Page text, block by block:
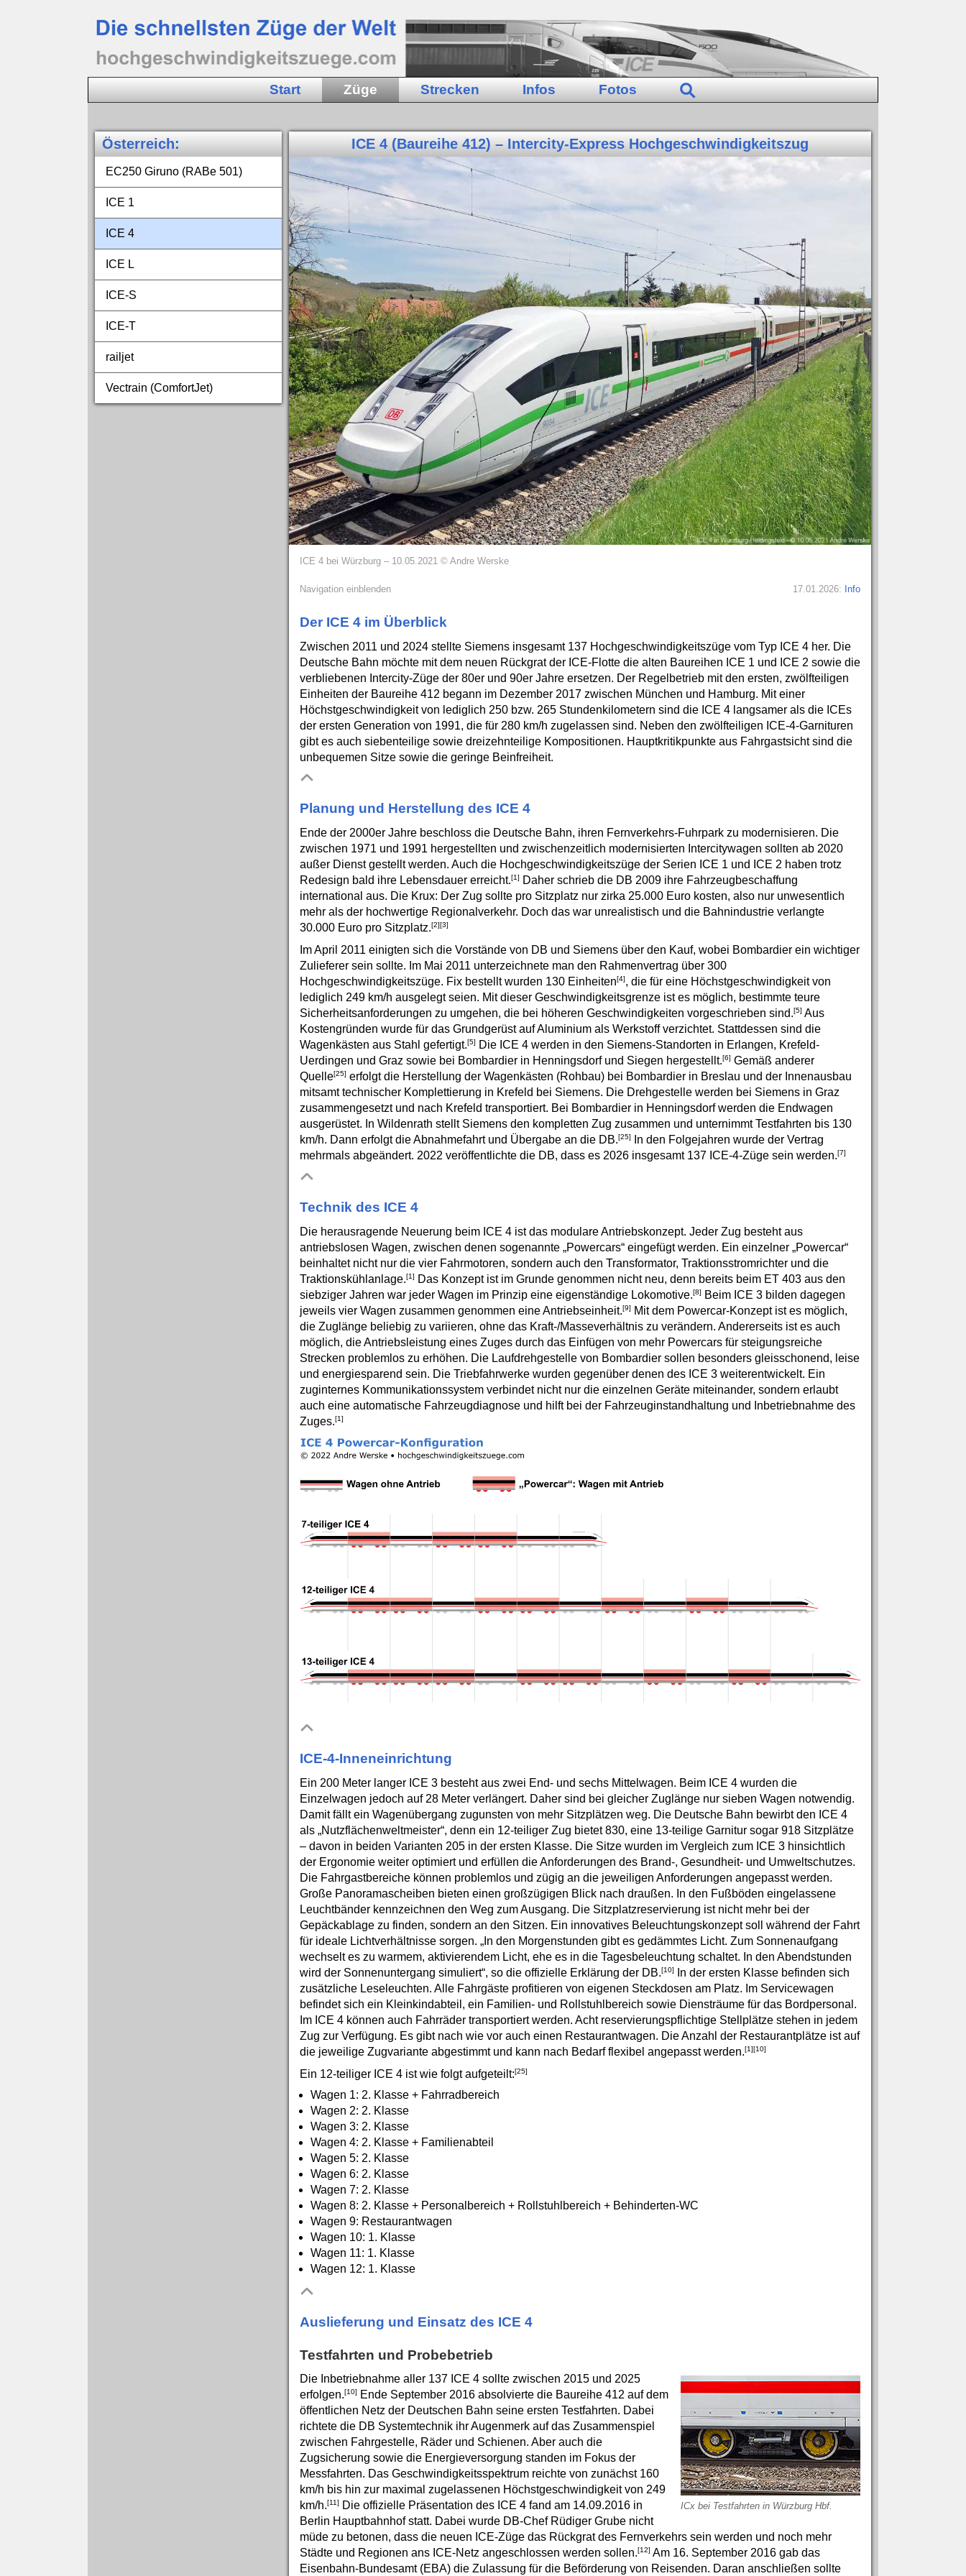
Start Züge Strecken Infos Fotos
Österreich:
EC250 Giruno (RABe 501)
ICE 1
ICE 4
ICE L
ICE‑S
ICE‑T
railjet
Vectrain (ComfortJet)
ICE 4 (Baureihe 412) – Intercity-Express Hochgeschwindigkeitszug
ICE 4 bei Würzburg – 10.05.2021 © Andre Werske
Navigation einblenden 17.01.2026: Info
Der ICE 4 im Überblick
Zwischen 2011 und 2024 stellte Siemens insgesamt 137 Hochgeschwindigkeitszüge vom Typ ICE 4 her. Die
Deutsche Bahn möchte mit dem neuen Rückgrat der ICE-Flotte die alten Baureihen ICE 1 und ICE 2 sowie die
verbliebenen Intercity-Züge der 80er und 90er Jahre ersetzen. Der Regelbetrieb mit den ersten, zwölfteiligen
Einheiten der Baureihe 412 begann im Dezember 2017 zwischen München und Hamburg. Mit einer
Höchstgeschwindigkeit von lediglich 250 bzw. 265 Stundenkilometern sind die ICE 4 langsamer als die ICEs
der ersten Generation von 1991, die für 280 km/h zugelassen sind. Neben den zwölfteiligen ICE-4-Garnituren
gibt es auch siebenteilige sowie dreizehnteilige Kompositionen. Hauptkritikpunkte aus Fahrgastsicht sind die
unbequemen Sitze sowie die geringe Beinfreiheit.
Planung und Herstellung des ICE 4
Ende der 2000er Jahre beschloss die Deutsche Bahn, ihren Fernverkehrs-Fuhrpark zu modernisieren. Die
zwischen 1971 und 1991 hergestellten und zwischenzeitlich modernisierten Intercitywagen sollten ab 2020
außer Dienst gestellt werden. Auch die Hochgeschwindigkeitszüge der Serien ICE 1 und ICE 2 haben trotz
Redesign bald ihre Lebensdauer erreicht.[1]
Daher schrieb die DB 2009 ihre Fahrzeugbeschaffung
international aus. Die Krux: Der Zug sollte pro Sitzplatz nur zirka 25.000 Euro kosten, also nur unwesentlich
mehr als der hochwertige Regionalverkehr. Doch das war unrealistisch und die Bahnindustrie verlangte
30.000 Euro pro Sitzplatz.[2][3]
Im April 2011 einigten sich die Vorstände von DB und Siemens über den Kauf, wobei Bombardier ein wichtiger
Zulieferer sein sollte. Im Mai 2011 unterzeichnete man den Rahmenvertrag über 300
Hochgeschwindigkeitszüge. Fix bestellt wurden 130 Einheiten[4], die für eine Höchstgeschwindigkeit von
lediglich 249 km/h ausgelegt seien. Mit dieser Geschwindigkeitsgrenze ist es möglich, bestimmte teure
Sicherheitsanforderungen zu umgehen, die bei höheren Geschwindigkeiten vorgeschrieben sind.[5] Aus
Kostengründen wurde für das Grundgerüst auf Aluminium als Werkstoff verzichtet. Stattdessen sind die
Wagenkästen aus Stahl gefertigt.[5]
Die ICE 4 werden in den Siemens-Standorten in Erlangen, Krefeld-
Uerdingen und Graz sowie bei Bombardier in Henningsdorf und Siegen hergestellt.[6] Gemäß anderer
Quelle[25] erfolgt die Herstellung der Wagenkästen (Rohbau) bei Bombardier in Breslau und der Innenausbau
mitsamt technischer Komplettierung in Krefeld bei Siemens. Die Drehgestelle werden bei Siemens in Graz
zusammengesetzt und nach Krefeld transportiert. Bei Bombardier in Henningsdorf werden die Endwagen
ausgerüstet. In Wildenrath stellt Siemens den kompletten Zug zusammen und unternimmt Testfahrten bis 130
km/h. Dann erfolgt die Abnahmefahrt und Übergabe an die DB.[25]
In den Folgejahren wurde der Vertrag
mehrmals abgeändert. 2022 veröffentlichte die DB, dass es 2026 insgesamt 137 ICE-4-Züge sein werden.[7]
Technik des ICE 4
Die herausragende Neuerung beim ICE 4 ist das modulare Antriebskonzept. Jeder Zug besteht aus
antriebslosen Wagen, zwischen denen sogenannte „Powercars“ eingefügt werden. Ein einzelner „Powercar“
beinhaltet nicht nur die vier Fahrmotoren, sondern auch den Transformator, Traktionsstromrichter und die
Traktionskühlanlage.[1]
Das Konzept ist im Grunde genommen nicht neu, denn bereits beim ET 403 aus den
siebziger Jahren war jeder Wagen im Prinzip eine eigenständige Lokomotive.[8]
Beim ICE 3 bilden dagegen
jeweils vier Wagen zusammen genommen eine Antriebseinheit.[9]
Mit dem Powercar-Konzept ist es möglich,
die Zuglänge beliebig zu variieren, ohne das Kraft-/Masseverhältnis zu verändern. Andererseits ist es auch
möglich, die Antriebsleistung eines Zuges durch das Einfügen von mehr Powercars für steigungsreiche
Strecken problemlos zu erhöhen. Die Laufdrehgestelle von Bombardier sollen besonders gleisschonend, leise
und energiesparend sein. Die Triebfahrwerke wurden gegenüber denen des ICE 3 weiterentwickelt. Ein
zuginternes Kommunikationssystem verbindet nicht nur die einzelnen Geräte miteinander, sondern erlaubt
auch eine automatische Fahrzeugdiagnose und hilft bei der Fahrzeuginstandhaltung und Inbetriebnahme des
Zuges.[1]
ICE-4-Inneneinrichtung
Ein 200 Meter langer ICE 3 besteht aus zwei End- und sechs Mittelwagen. Beim ICE 4 wurden die
Einzelwagen jedoch auf 28 Meter verlängert. Daher sind bei gleicher Zuglänge nur sieben Wagen notwendig.
Damit fällt ein Wagenübergang zugunsten von mehr Sitzplätzen weg. Die Deutsche Bahn bewirbt den ICE 4
als „Nutzflächenweltmeister“, denn ein 12-teiliger Zug bietet 830, eine 13-teilige Garnitur sogar 918 Sitzplätze
– davon in beiden Varianten 205 in der ersten Klasse. Die Sitze wurden im Vergleich zum ICE 3 hinsichtlich
der Ergonomie weiter optimiert und erfüllen die Anforderungen des Brand-, Gesundheit- und Umweltschutzes.
Die Fahrgastbereiche können problemlos und zügig an die jeweiligen Anforderungen angepasst werden.
Große Panoramascheiben bieten einen großzügigen Blick nach draußen. In den Fußböden eingelassene
Leuchtbänder kennzeichnen den Weg zum Ausgang. Die Sitzplatzreservierung ist nicht mehr bei der
Gepäckablage zu finden, sondern an den Sitzen. Ein innovatives Beleuchtungskonzept soll während der Fahrt
für ideale Lichtverhältnisse sorgen. „In den Morgenstunden gibt es gedämmtes Licht. Zum Sonnenaufgang
wechselt es zu warmem, aktivierendem Licht, ehe es in die Tagesbeleuchtung schaltet. In den Abendstunden
wird der Sonnenuntergang simuliert“, so die offizielle Erklärung der DB.[10]
In der ersten Klasse befinden sich
zusätzliche Leseleuchten. Alle Fahrgäste profitieren von eigenen Steckdosen am Platz. Im Servicewagen
befindet sich ein Kleinkindabteil, ein Familien- und Rollstuhlbereich sowie Diensträume für das Bordpersonal.
Im ICE 4 können auch Fahrräder transportiert werden. Acht reservierungspflichtige Stellplätze stehen in jedem
Zug zur Verfügung. Es gibt nach wie vor auch einen Restaurantwagen. Die Anzahl der Restaurantplätze ist auf
die jeweilige Zugvariante abgestimmt und kann nach Bedarf flexibel angepasst werden.[1][10]
Ein 12-teiliger ICE 4 ist wie folgt aufgeteilt:[25]
Wagen 1: 2. Klasse + Fahrradbereich
Wagen 2: 2. Klasse
Wagen 3: 2. Klasse
Wagen 4: 2. Klasse + Familienabteil
Wagen 5: 2. Klasse
Wagen 6: 2. Klasse
Wagen 7: 2. Klasse
Wagen 8: 2. Klasse + Personalbereich + Rollstuhlbereich + Behinderten-WC
Wagen 9: Restaurantwagen
Wagen 10: 1. Klasse
Wagen 11: 1. Klasse
Wagen 12: 1. Klasse
Auslieferung und Einsatz des ICE 4
Testfahrten und Probebetrieb
ICx bei Testfahrten in Würzburg Hbf.
Die Inbetriebnahme aller 137 ICE 4 sollte zwischen 2015 und 2025
erfolgen.[10]
Ende September 2016 absolvierte die Baureihe 412 auf dem
öffentlichen Netz der Deutschen Bahn seine ersten Testfahrten. Dabei
richtete die DB Systemtechnik ihr Augenmerk auf das Zusammenspiel
zwischen Fahrgestelle, Räder und Schienen. Aber auch die
Zugsicherung sowie die Energieversorgung standen im Fokus der
Messfahrten. Das Geschwindigkeitsspektrum reichte von zunächst 160
km/h bis hin zur maximal zugelassenen Höchstgeschwindigkeit von 249
km/h.[11]
Die offizielle Präsentation des ICE 4 fand am 14.09.2016 in
Berlin Hauptbahnhof statt. Dabei wurde DB-Chef Rüdiger Grube nicht
müde zu betonen, dass die neuen ICE-Züge das Rückgrat des Fernverkehrs sein werden und noch mehr
Städte und Regionen ans ICE-Netz angeschlossen werden sollen.[12] Am 16. September 2016 gab das
Eisenbahn-Bundesamt (EBA) die Zulassung für die Beförderung von Reisenden. Daran anschließen sollte